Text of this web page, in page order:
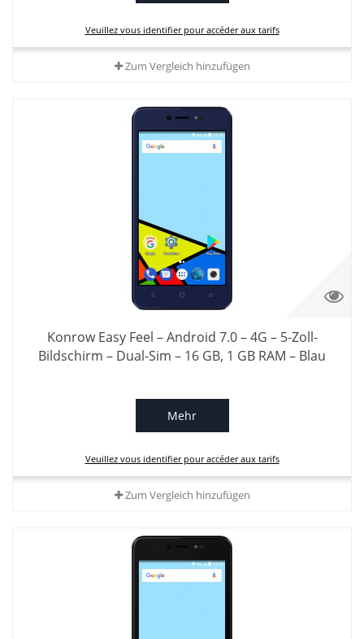
Veuillez vous identifier pour accéder aux tarifs
Zum Vergleich hinzufügen
Konrow Easy Feel – Android 7.0 – 4G – 5-Zoll-
Bildschirm – Dual-Sim – 16 GB, 1 GB RAM – Blau
Mehr
Veuillez vous identifier pour accéder aux tarifs
Zum Vergleich hinzufügen